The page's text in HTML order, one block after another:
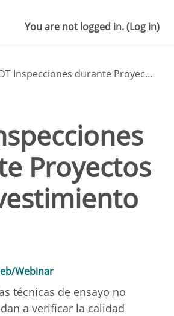
You are not logged in. (Log in)
NDT Inspecciones durante Proyectos de Revestimiento
Proyectos
Webinar
técnicas de ensayo no
a verificar la calidad